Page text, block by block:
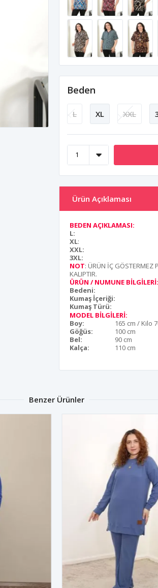
Beden
L XL XXL
Ürün Açıklaması
BEDEN AÇIKLAMASI:
L:
XL:
XXL:
3XL:
NOT: ÜRÜN İÇ GÖSTERMEZ
KALIPTIR.
ÜRÜN / NUMUNE BİLGİLERİ:
Bedeni:
Kumaş İçeriği:
Kumaş Türü:
MODEL BİLGİLERİ:
Boy:
165 cm / Kilo
Göğüs:
100 cm
Bel:
90 cm
Kalça:
110 cm
Benzer Ürünler